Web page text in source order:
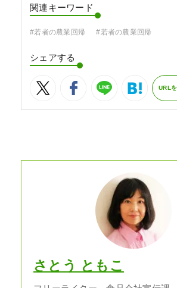
関連キーワード
#若者の農業回帰 #若者の農業回帰
シェアする
URL
さとう ともこ